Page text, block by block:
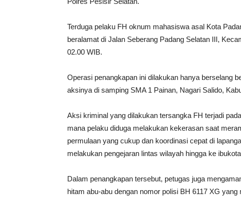
Terduga pelaku FH oknum mahasiswa asal Kota
beralamat di Jalan Seberang Padang Selatan III,
02.00 WIB.
Operasi penangkapan ini dilakukan hanya berselang
aksinya di samping SMA 1 Painan, Nagari Salido,
Aksi kriminal yang dilakukan tersangka FH terjadi
mana pelaku diduga melakukan kekerasan saat
permulaan yang cukup dan koordinasi cepat di
melakukan pengejaran lintas wilayah hingga ke
Dalam penangkapan tersebut, petugas juga
hitam abu-abu dengan nomor polisi BH 6117 XG